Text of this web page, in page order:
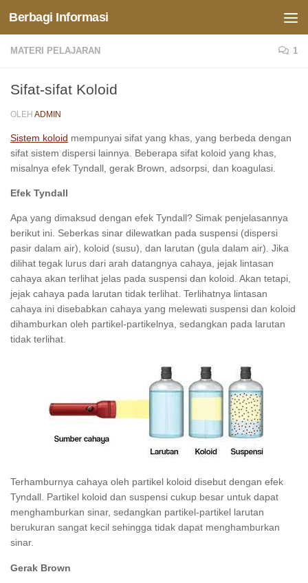
Skip to content
Berbagi Informasi
MATERI PELAJARAN 1
Sifat-sifat Koloid
OLEH ADMIN
Sistem koloid mempunyai sifat yang khas, yang berbeda dengan
sifat sistem dispersi lainnya. Beberapa sifat koloid yang khas,
misalnya efek Tyndall, gerak Brown, adsorpsi, dan koagulasi.
Efek Tyndall
Apa yang dimaksud dengan efek Tyndall? Simak penjelasannya
berikut ini. Seberkas sinar dilewatkan pada suspensi (dispersi
pasir dalam air), koloid (susu), dan larutan (gula dalam air). Jika
dilihat tegak lurus dari arah datangnya cahaya, jejak lintasan
cahaya akan terlihat jelas pada suspensi dan koloid. Akan tetapi,
jejak cahaya pada larutan tidak terlihat. Terlihatnya lintasan
cahaya ini disebabkan cahaya yang melewati suspensi dan koloid
dihamburkan oleh partikel-partikelnya, sedangkan pada larutan
tidak terlihat.
Terhamburnya cahaya oleh partikel koloid disebut dengan efek
Tyndall. Partikel koloid dan suspensi cukup besar untuk dapat
menghamburkan sinar, sedangkan partikel-partikel larutan
berukuran sangat kecil sehingga tidak dapat menghamburkan
sinar.
Gerak Brown